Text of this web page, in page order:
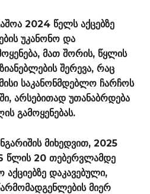
2024 წელს აქცებზე
უკანონო და
მათ შორის, წყლის
შერევა, რაც
საკანონმდებლო ჩარჩოს
არსებითად უთანაბრდება
გამოყენებას.
მიხედვით, 2025
წლის 20 თებერვლამდე
დაკავებული,
მიერ